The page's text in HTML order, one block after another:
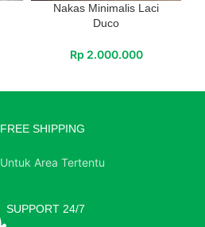
Nakas Minimalis Laci
Duco
Rp 2.000.000
FREE SHIPPING
Untuk Area Tertentu
SUPPORT 24/7